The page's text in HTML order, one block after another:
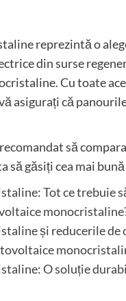
reprezintă o
din surse
Cu toate
asigurați că
să
să găsiți cea mai
Tot ce trebuie
și reducerile de
O soluție